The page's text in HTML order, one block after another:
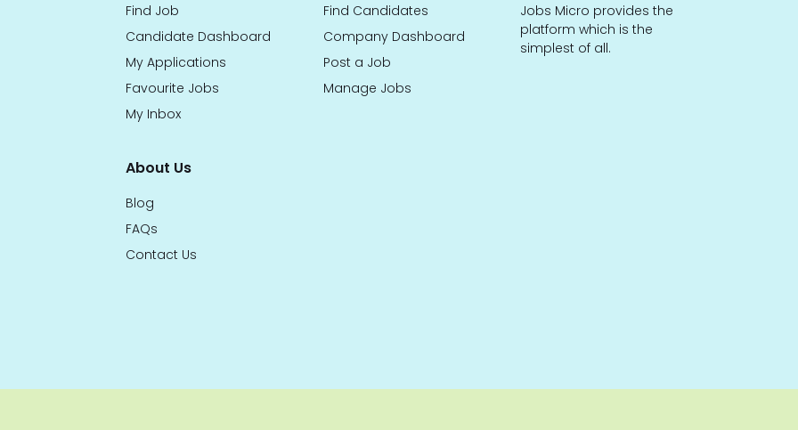
Find Job
Candidate Dashboard
My Applications
Favourite Jobs
My Inbox
Find Candidates
Company Dashboard
Post a Job
Manage Jobs
Jobs Micro provides the
platform which is the
simplest of all.
About Us
Blog
FAQs
Contact Us